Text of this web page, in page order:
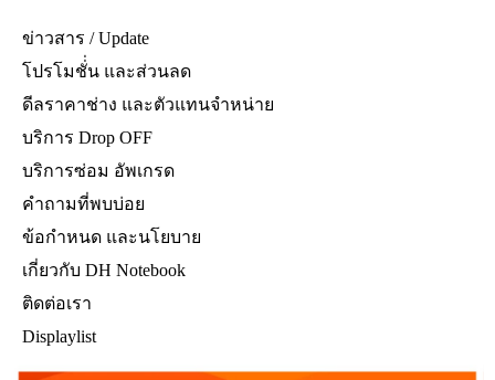
ข่าวสาร / Update
โปรโมชั่่น และส่วนลด
ดีลราคาช่าง และตัวแทนจำหน่าย
บริการ Drop OFF
บริการซ่อม อัพเกรด
คำถามที่พบบ่อย
ข้อกำหนด และนโยบาย
เกี่ยวกับ DH Notebook
ติดต่อเรา
Displaylist